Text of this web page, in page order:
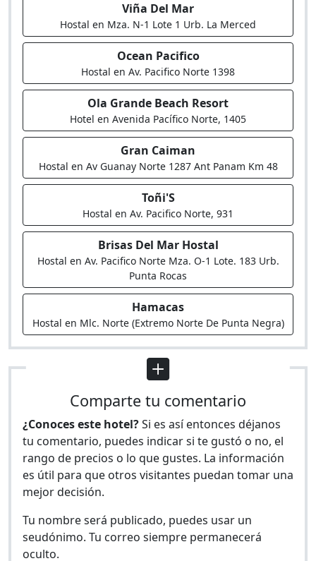
Viña Del Mar
Hostal en Mza. N-1 Lote 1 Urb. La Merced
Ocean Pacifico
Hostal en Av. Pacifico Norte 1398
Ola Grande Beach Resort
Hotel en Avenida Pacífico Norte, 1405
Gran Caiman
Hostal en Av Guanay Norte 1287 Ant Panam Km 48
Toñi'S
Hostal en Av. Pacifico Norte, 931
Brisas Del Mar Hostal
Hostal en Av. Pacifico Norte Mza. O-1 Lote. 183 Urb.
Punta Rocas
Hamacas
Hostal en Mlc. Norte (Extremo Norte De Punta Negra)
Comparte tu comentario
¿Conoces este hotel?Si es así entonces déjanos
tu comentario, puedes indicar si te gustó o no, el
rango de precios o lo que gustes. La información
es útil para que otros visitantes puedan tomar una
mejor decisión.
Tu nombre será publicado, puedes usar un
seudónimo. Tu correo siempre permanecerá
oculto.